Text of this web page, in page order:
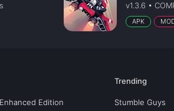
v1.3.6 •
APK
Edition
Trending
Stumble Guys